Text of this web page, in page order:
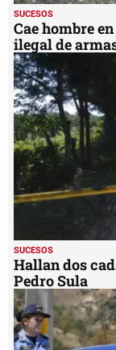
SUCESOS
Cae hombre
ilegal de
SUCESOS
Hallan dos
Pedro Sula